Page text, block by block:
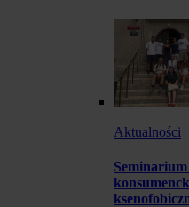
Aktualności